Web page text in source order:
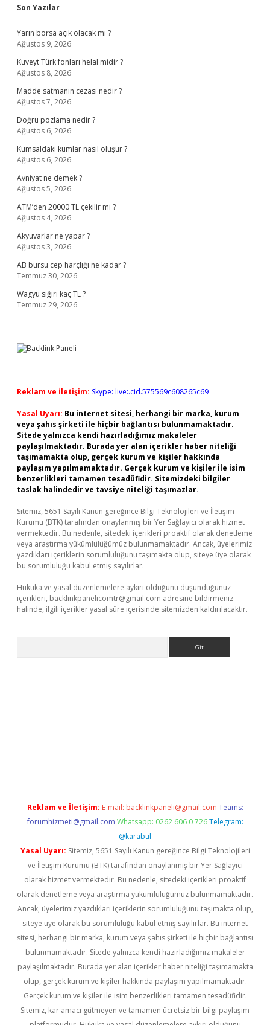
Sidebar
Son Yazılar
Yarın borsa açık olacak mı ?
Ağustos 9, 2026
Kuveyt Türk fonları helal midir ?
Ağustos 8, 2026
Madde satmanın cezası nedir ?
Ağustos 7, 2026
Doğru pozlama nedir ?
Ağustos 6, 2026
Kumsaldaki kumlar nasıl oluşur ?
Ağustos 6, 2026
Avniyat ne demek ?
Ağustos 5, 2026
ATM’den 20000 TL çekilir mi ?
Ağustos 4, 2026
Akyuvarlar ne yapar ?
Ağustos 3, 2026
AB bursu cep harçlığı ne kadar ?
Temmuz 30, 2026
Wagyu sığırı kaç TL ?
Temmuz 29, 2026
Reklam ve İletişim: Skype: live:.cid.575569c608265c69
Yasal Uyarı: Bu internet sitesi, herhangi bir marka, kurum
veya şahıs şirketi ile hiçbir bağlantısı bulunmamaktadır.
Sitede yalnızca kendi hazırladığımız makaleler
paylaşılmaktadır. Burada yer alan içerikler haber niteliği
taşımamakta olup, gerçek kurum ve kişiler hakkında
paylaşım yapılmamaktadır. Gerçek kurum ve kişiler ile isim
benzerlikleri tamamen tesadüfidir. Sitemizdeki bilgiler
taslak halindedir ve tavsiye niteliği taşımazlar.
Sitemiz, 5651 Sayılı Kanun gereğince Bilgi Teknolojileri ve İletişim
Kurumu (BTK) tarafından onaylanmış bir Yer Sağlayıcı olarak hizmet
vermektedir. Bu nedenle, sitedeki içerikleri proaktif olarak denetleme
veya araştırma yükümlülüğümüz bulunmamaktadır. Ancak, üyelerimiz
yazdıkları içeriklerin sorumluluğunu taşımakta olup, siteye üye olarak
bu sorumluluğu kabul etmiş sayılırlar.
Hukuka ve yasal düzenlemelere aykırı olduğunu düşündüğünüz
içerikleri, backlinkpanelicomtr@gmail.com adresine bildirmeniz
halinde, ilgili içerikler yasal süre içerisinde sitemizden kaldırılacaktır.
Reklam ve İletişim: E-mail: backlinkpaneli@gmail.com Teams:
forumhizmeti@gmail.com Whatsapp: 0262 606 0 726 Telegram:
@karabul
Yasal Uyarı: Sitemiz, 5651 Sayılı Kanun gereğince Bilgi Teknolojileri
ve İletişim Kurumu (BTK) tarafından onaylanmış bir Yer Sağlayıcı
olarak hizmet vermektedir. Bu nedenle, sitedeki içerikleri proaktif
olarak denetleme veya araştırma yükümlülüğümüz bulunmamaktadır.
Ancak, üyelerimiz yazdıkları içeriklerin sorumluluğunu taşımakta olup,
siteye üye olarak bu sorumluluğu kabul etmiş sayılırlar. Bu internet
sitesi, herhangi bir marka, kurum veya şahıs şirketi ile hiçbir bağlantısı
bulunmamaktadır. Sitede yalnızca kendi hazırladığımız makaleler
paylaşılmaktadır. Burada yer alan içerikler haber niteliği taşımamakta
olup, gerçek kurum ve kişiler hakkında paylaşım yapılmamaktadır.
Gerçek kurum ve kişiler ile isim benzerlikleri tamamen tesadüfidir.
Sitemiz, kar amacı gütmeyen ve tamamen ücretsiz bir bilgi paylaşım